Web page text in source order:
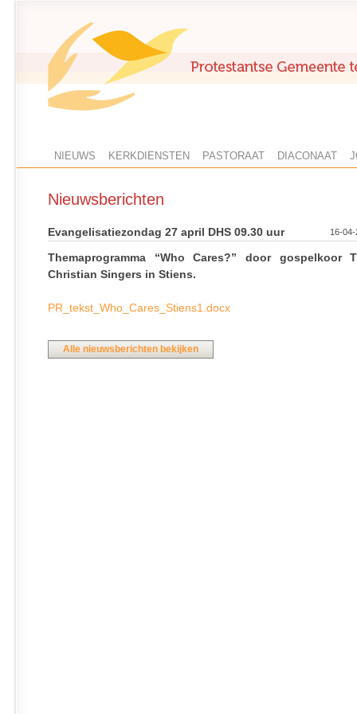
NIEUWS KERKDIENSTEN PASTORAAT DIACONAAT
Nieuwsberichten
Evangelisatiezondag 27 april DHS 09.30 uur 16-
Themaprogramma “Who Cares?” door gospelkoor
Christian Singers in Stiens.
PR_tekst_Who_Cares_Stiens1.docx
Alle nieuwsberichten bekijken